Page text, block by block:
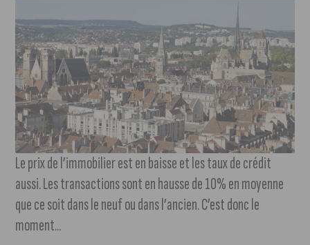
Le prix de l’immobilier est en baisse et les taux de crédit
aussi. Les transactions sont en hausse de 10% en moyenne
que ce soit dans le neuf ou dans l’ancien. C’est donc le
moment...